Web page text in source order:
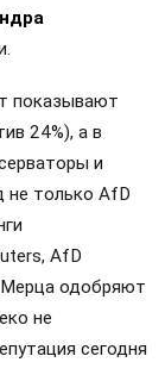
показывают
24%), а в
и
не только AfD
AfD
одобряют
не
сегодня